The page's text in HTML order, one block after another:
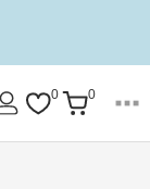
0 0